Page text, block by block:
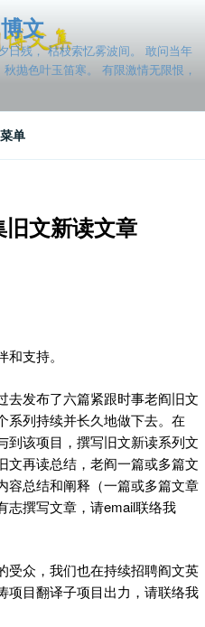
文
日残， 枯枝索忆雾波间。 敢问当年
抛色叶玉笛寒。 有限激情无限恨，
菜单
文新读文章
支持。
去发布了六篇紧跟时事老阎旧文
系列持续并长久地做下去。在
到该项目，撰写旧文新读系列文
文再读总结，老阎一篇或多篇文
容总结和阐释（一篇或多篇文章
志撰写文章，请email联络我
受众，我们也在持续招聘阎文英
项目翻译子项目出力，请联络我